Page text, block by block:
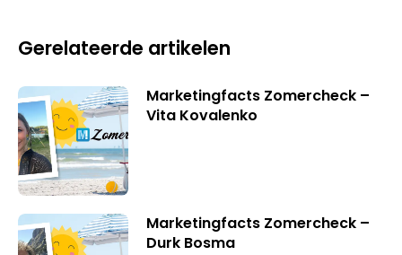
Gerelateerde artikelen
Marketingfacts Zomercheck –
Vita Kovalenko
Marketingfacts Zomercheck –
Durk Bosma